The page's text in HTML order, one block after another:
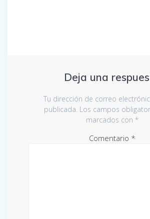
Deja una
Tu dirección de correo
publicada. Los campos
marcados con *
Comentario *